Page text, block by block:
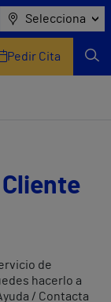
Selecciona
Pedir Cita
de
hacerlo a
/ Contacta